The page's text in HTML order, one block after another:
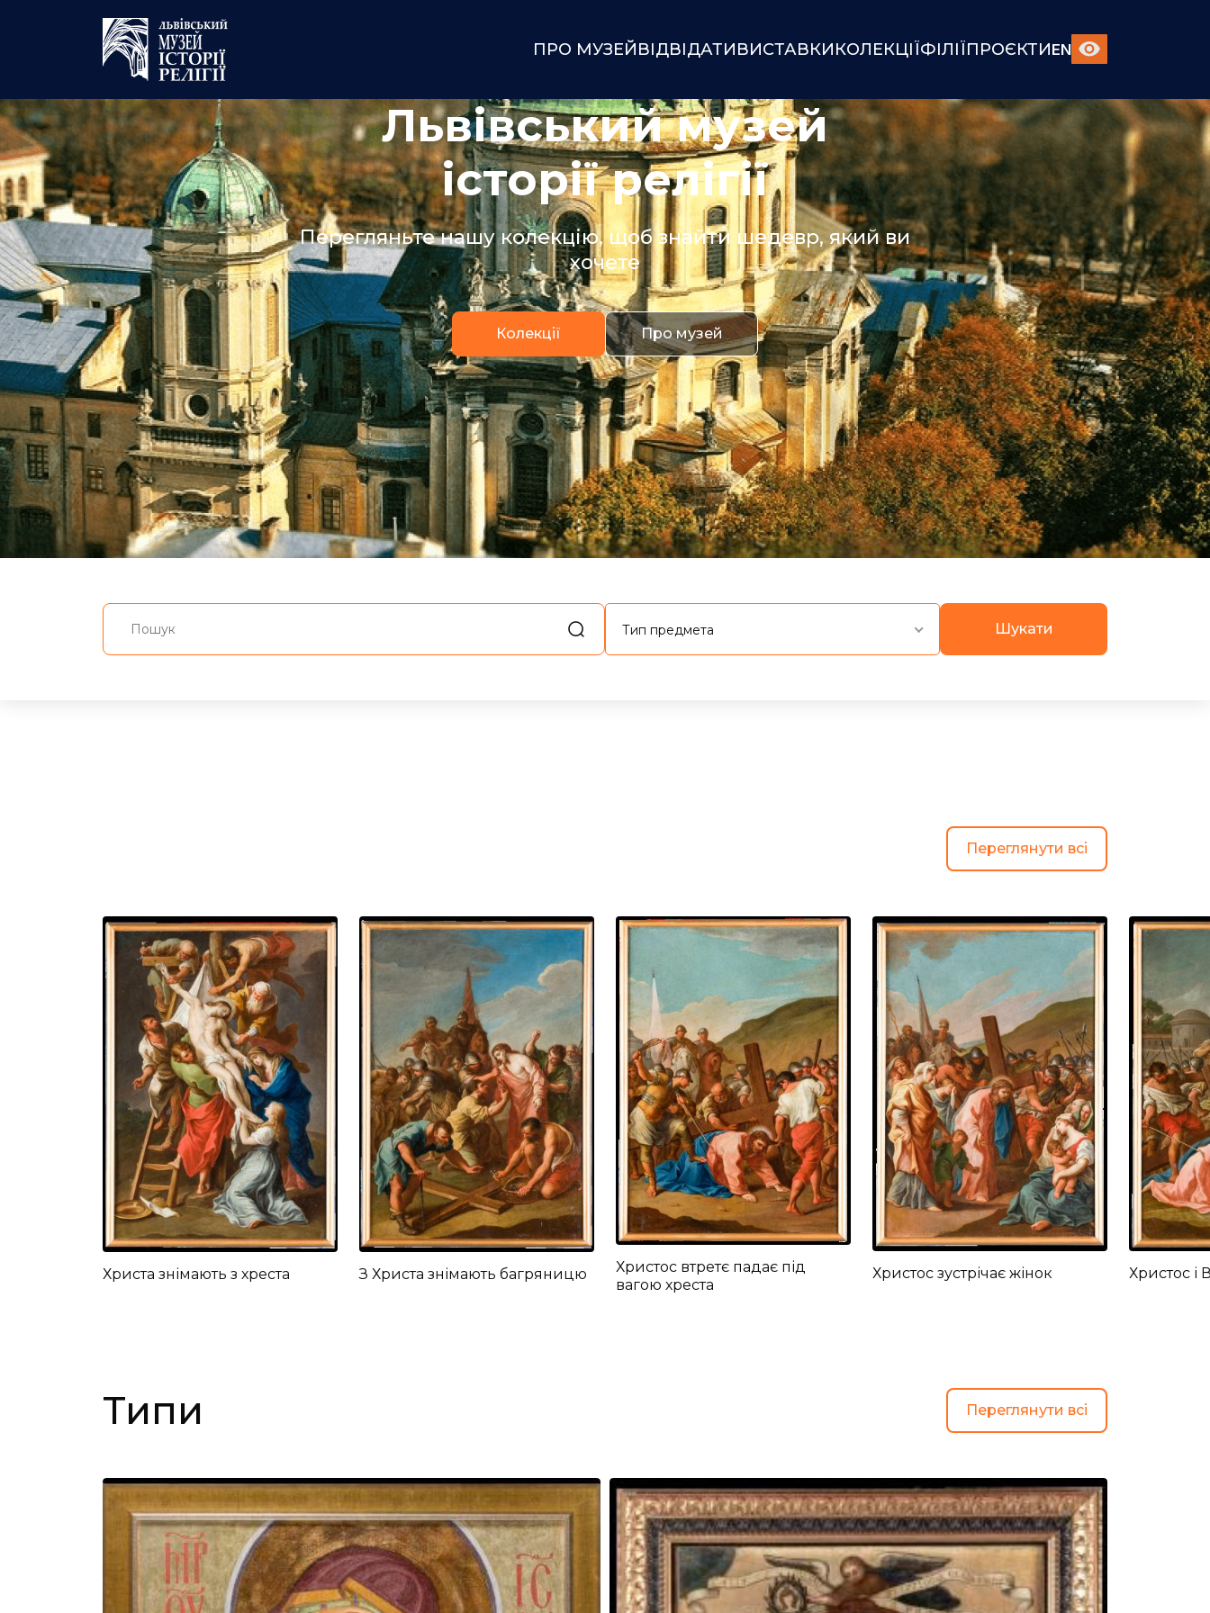
ПРО МУЗЕЙВІДВІДАТИВИСТАВКИКОЛЕКЦІЇФІЛІЇПРОЄКТИEN
Львівський музей
історії релігії
Перегляньте нашу колекцію, щоб знайти шедевр, який ви
хочете
Колекції Про музей
Тип предмета Шукати
Переглянути всі
Христа знімають з хреста З Христа знімають багряницю
Христос втретє падає під
вагою хреста
Христос зустрічає жінок Христос і
Типи Переглянути всі